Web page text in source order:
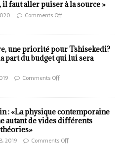
faut aller puiser à la source »
Comments Off
une priorité pour Tshisekedi?
part du budget qui lui sera
Comments Off
: «La physique contemporaine
autant de vides différents
théories»
2019 Comments Off